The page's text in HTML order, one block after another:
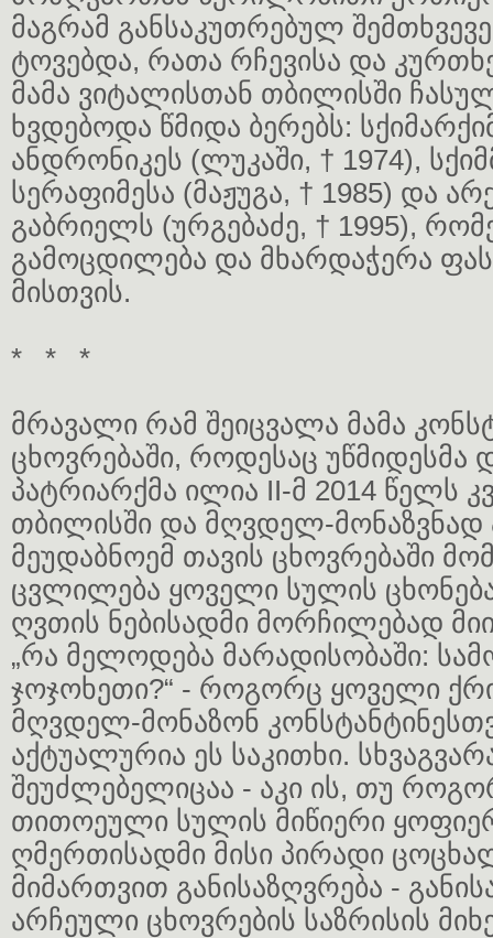
მაგრამ განსაკუთრებულ
ტოვებდა, რათა რჩევისა და
მამა ვიტალისთან თბილისში
ხვდებოდა წმიდა ბერებს:
ანდრონიკეს (ლუკაში, † 1974),
სერაფიმესა (მაჟუგა, † 1985) და
გაბრიელს (ურგებაძე, † 1995),
გამოცდილება და მხარდაჭერა
მისთვის.
* * *
მრავალი რამ შეიცვალა მამა
ცხოვრებაში, როდესაც უწმიდესმა
პატრიარქმა ილია II-მ 2014 წელს
თბილისში და მღვდელ-მონაზვნად
მეუდაბნოემ თავის ცხოვრებაში
ცვლილება ყოველი სულის
ღვთის ნებისადმი მორჩილებად
„რა მელოდება მარადისობაში:
ჯოჯოხეთი?“ - როგორც ყოველი
მღვდელ-მონაზონ
აქტუალურია ეს საკითხი.
შეუძლებელიცაა - აკი ის, თუ
თითოეული სულის მიწიერი
ღმერთისადმი მისი პირადი
მიმართვით განისაზღვრება -
არჩეული ცხოვრების საზრისის